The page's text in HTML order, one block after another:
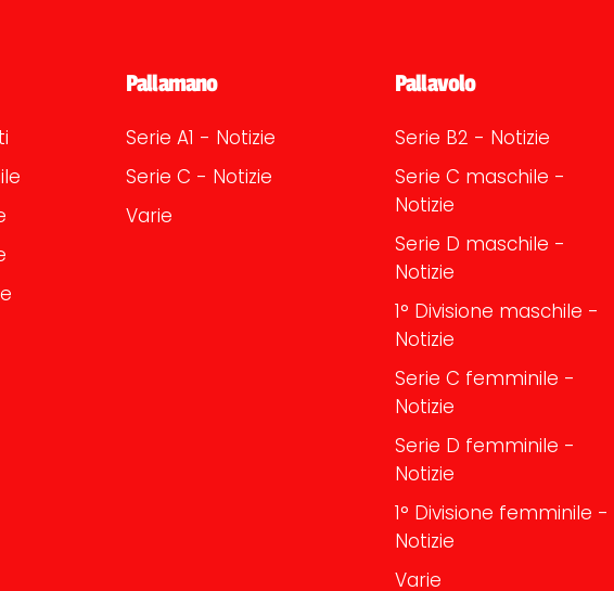
Pallamano
Serie A1 - Notizie
Serie C - Notizie
Varie
Pallavolo
Serie B2 - Notizie
Serie C maschile -
Notizie
Serie D maschile -
Notizie
1° Divisione maschile -
Notizie
Serie C femminile -
Notizie
Serie D femminile -
Notizie
1° Divisione femminile -
Notizie
Varie